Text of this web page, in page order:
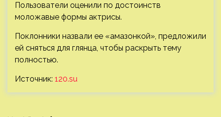
Пользователи оценили по достоинств
моложавые формы актрисы.
Поклонники назвали ее «амазонкой», предложили
ей сняться для глянца, чтобы раскрыть тему
полностью.
Источник: 120.su